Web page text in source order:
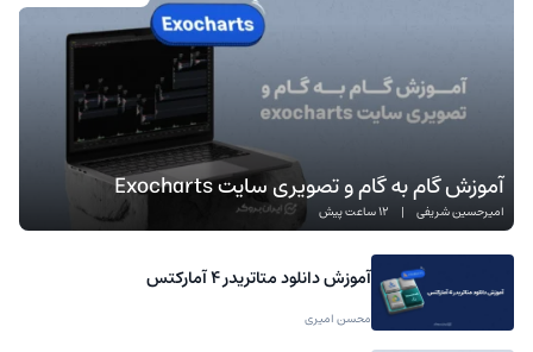
آموزش گام به گام و تصویری سایت Exocharts
امیرحسین شریفی | 12 ساعت پیش
آموزش دانلود متاتریدر 4 آمارکتس
محسن امیری